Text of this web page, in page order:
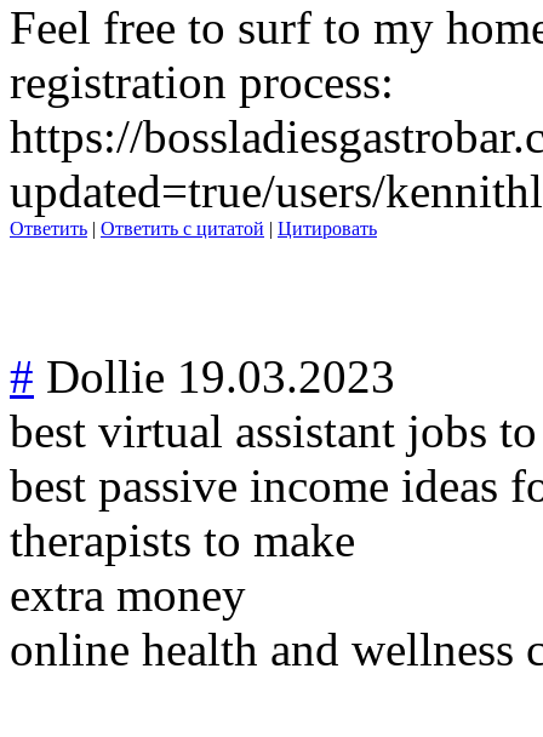
Feel free to surf to my
registration process:
https://
updated=true/users/
Ответить | Ответить с цитатой | Цитировать
# Dollie 19.03.2023
best virtual assistant jobs
best passive income ideas
therapists to make
extra money
online health and wellness